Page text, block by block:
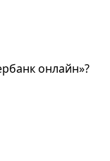
онлайн»?